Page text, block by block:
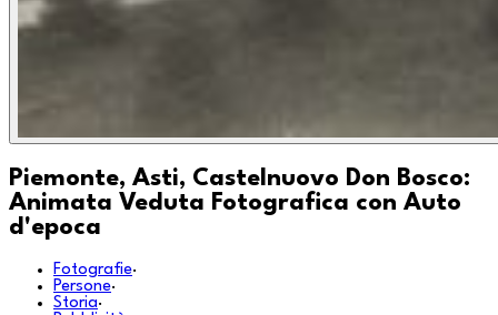
Piemonte, Asti, Castelnuovo Don Bosco:
Animata Veduta Fotografica con Auto
d'epoca
Fotografie·
Persone·
Storia·